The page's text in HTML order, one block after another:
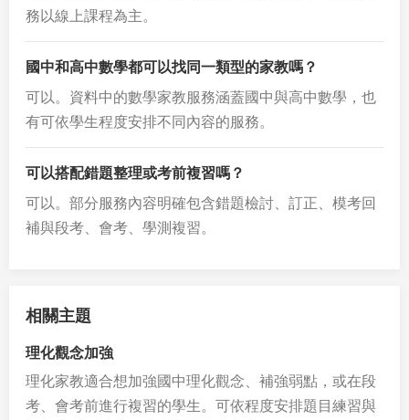
務以線上課程為主。
國中和高中數學都可以找同一類型的家教嗎？
可以。資料中的數學家教服務涵蓋國中與高中數學，也
有可依學生程度安排不同內容的服務。
可以搭配錯題整理或考前複習嗎？
可以。部分服務內容明確包含錯題檢討、訂正、模考回
補與段考、會考、學測複習。
相關主題
理化觀念加強
理化家教適合想加強國中理化觀念、補強弱點，或在段
考、會考前進行複習的學生。可依程度安排題目練習與